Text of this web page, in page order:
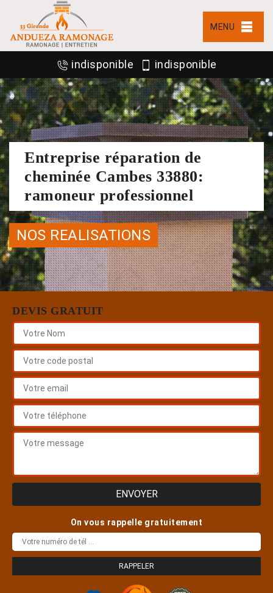
MENU
indisponible indisponible
Entreprise réparation de
cheminée Cambes 33880:
ramoneur professionnel
NOS REALISATIONS
DEVIS GRATUIT
On vous rappelle gratuitement